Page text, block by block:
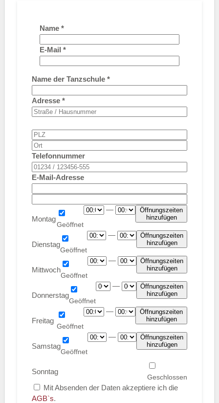
Name *
E-Mail *
Name der Tanzschule *
Adresse *
Telefonnummer
E-Mail-Adresse
Montag
—
Öffnungszeiten
hinzufügen
Dienstag
—
Öffnungszeiten
hinzufügen
Mittwoch
—
Öffnungszeiten
hinzufügen
Donnerstag
—
Öffnungszeiten
hinzufügen
Freitag
—
Öffnungszeiten
hinzufügen
Samstag
—
Öffnungszeiten
hinzufügen
Sonntag
Mit Absenden der Daten akzeptiere ich die
AGB`s.